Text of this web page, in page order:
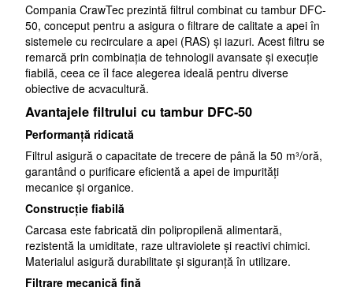
Compania CrawTec prezintă filtrul combinat cu tambur DFC-
50, conceput pentru a asigura o filtrare de calitate a apei în
sistemele cu recirculare a apei (RAS) și iazuri. Acest filtru se
remarcă prin combinația de tehnologii avansate și execuție
fiabilă, ceea ce îl face alegerea ideală pentru diverse
obiective de acvacultură.
Avantajele filtrului cu tambur DFC-50
Performanță ridicată
Filtrul asigură o capacitate de trecere de până la 50 m³/oră,
garantând o purificare eficientă a apei de impurități
mecanice și organice.
Construcție fiabilă
Carcasa este fabricată din polipropilenă alimentară,
rezistentă la umiditate, raze ultraviolete și reactivi chimici.
Materialul asigură durabilitate și siguranță în utilizare.
Filtrare mecanică fină